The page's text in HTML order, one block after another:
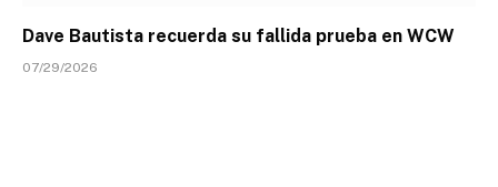
Dave Bautista recuerda su fallida prueba en WCW
07/29/2026